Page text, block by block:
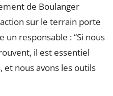
de Boulanger
sur le terrain porte
responsable : “Si nous
il est essentiel
et nous avons les outils